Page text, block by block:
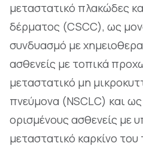
μεταστατικό πλακώδες
δέρματος (CSCC), ως
συνδυασμό με
ασθενείς με τοπικά
μεταστατικό μη
πνεύμονα (NSCLC) και
ορισμένους ασθενείς με
μεταστατικό καρκίνο